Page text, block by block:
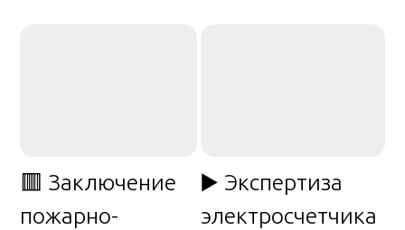
🟥 Заключение
пожарно-
▶️ Экспертиза
электросчетчика